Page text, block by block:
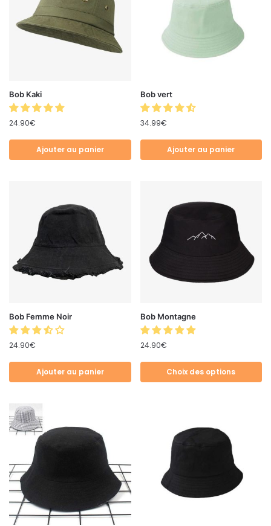
Bob Kaki
24.90€
Ajouter au panier
Bob vert
34.99€
Ajouter au panier
Bob Femme Noir
24.90€
Ajouter au panier
Bob Montagne
24.90€
Choix des options